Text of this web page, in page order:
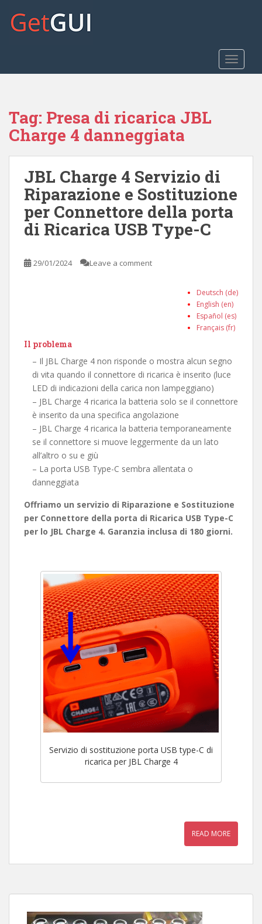
o
Tag: Presa di ricarica JBL
Charge 4 danneggiata
JBL Charge 4 Servizio di
Riparazione e Sostituzione
per Connettore della porta
di Ricarica USB Type-C
29/01/2024 Leave a comment
Deutsch (de)
English (en)
Español (es)
Français (fr)
Il problema
– Il JBL Charge 4 non risponde o mostra alcun segno
di vita quando il connettore di ricarica è inserito (luce
LED di indicazioni della carica non lampeggiano)
– JBL Charge 4 ricarica la batteria solo se il connettore
è inserito da una specifica angolazione
– JBL Charge 4 ricarica la batteria temporaneamente
se il connettore si muove leggermente da un lato
all’altro o su e giù
– La porta USB Type-C sembra allentata o
danneggiata
Offriamo un servizio di Riparazione e Sostituzione
per Connettore della porta di Ricarica USB Type-C
per lo JBL Charge 4. Garanzia inclusa di 180 giorni.
Servizio di sostituzione porta USB type-C di
ricarica per JBL Charge 4
READ MORE